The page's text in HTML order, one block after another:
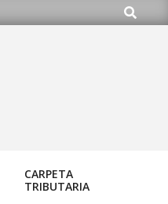
Buscar
CARPETA
TRIBUTARIA